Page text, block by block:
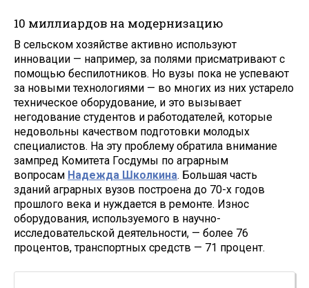
10 миллиардов на модернизацию
В сельском хозяйстве активно используют
инновации — например, за полями присматривают с
помощью беспилотников. Но вузы пока не успевают
за новыми технологиями — во многих из них устарело
техническое оборудование, и это вызывает
негодование студентов и работодателей, которые
недовольны качеством подготовки молодых
специалистов. На эту проблему обратила внимание
зампред Комитета Госдумы по аграрным
вопросам Надежда Школкина. Большая часть
зданий аграрных вузов построена до 70-х годов
прошлого века и нуждается в ремонте. Износ
оборудования, используемого в научно-
исследовательской деятельности, — более 76
процентов, транспортных средств — 71 процент.